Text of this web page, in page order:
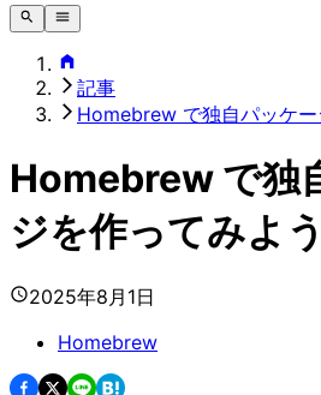
記事
Homebrew で独自パッケー
Homebrew で独
ジを作ってみよう
2025年8月1日
Homebrew